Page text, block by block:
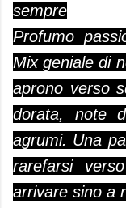
sempre
Profumo
Mix geniale di
aprono verso
dorata, note
agrumi. Una
rarefarsi
arrivare sino a